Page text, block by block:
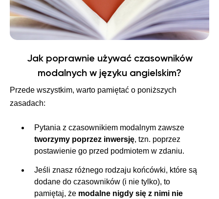
Jak poprawnie używać czasowników
modalnych w języku angielskim?
Przede wszystkim, warto pamiętać o poniższych
zasadach:
Pytania z czasownikiem modalnym zawsze
tworzymy poprzez inwersję, tzn. poprzez
postawienie go przed podmiotem w zdaniu.
Jeśli znasz różnego rodzaju końcówki, które są
dodane do czasowników (i nie tylko), to
pamiętaj, że modalne nigdy się z nimi nie